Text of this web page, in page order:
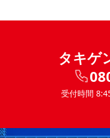
タキゲ
受付時間